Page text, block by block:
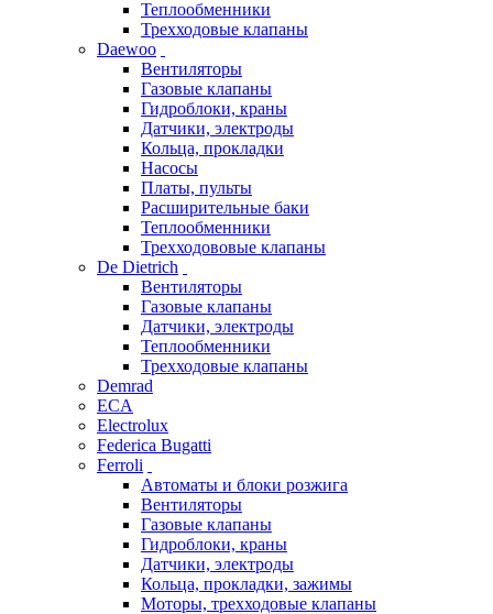
Теплообменники
Трехходовые клапаны
Daewoo
Вентиляторы
Газовые клапаны
Гидроблоки, краны
Датчики, электроды
Кольца, прокладки
Насосы
Платы, пульты
Расширительные баки
Теплообменники
Трехходововые клапаны
De Dietrich
Вентиляторы
Газовые клапаны
Датчики, электроды
Теплообменники
Трехходовые клапаны
Demrad
ECA
Electrolux
Federica Bugatti
Ferroli
Автоматы и блоки розжига
Вентиляторы
Газовые клапаны
Гидроблоки, краны
Датчики, электроды
Кольца, прокладки, зажимы
Моторы, трехходовые клапаны